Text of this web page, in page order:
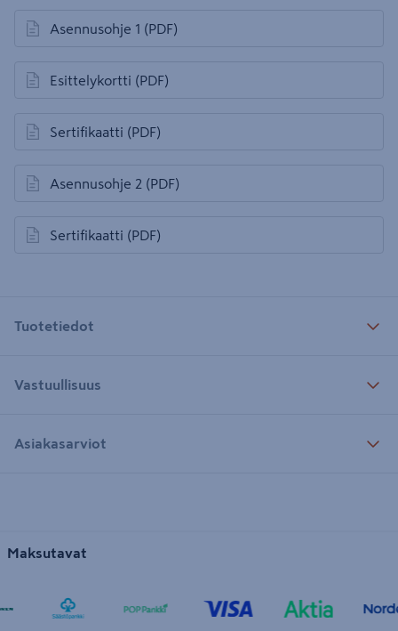
Asennusohje 1 (PDF)
avautuu uuteen välilehteen
Esittelykortti (PDF)
avautuu uuteen välilehteen
Sertifikaatti (PDF)
avautuu uuteen välilehteen
Asennusohje 2 (PDF)
avautuu uuteen välilehteen
Sertifikaatti (PDF)
avautuu uuteen välilehteen
Tuotetiedot
Vastuullisuus
Asiakasarviot
Maksutavat